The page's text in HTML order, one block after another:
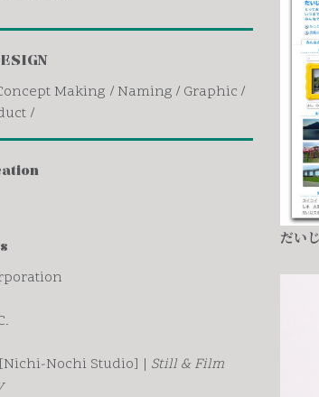
Making Naming
Graphic
Nochi Studio] | Still & Film
だい